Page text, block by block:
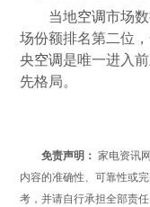
当地空调市场
场份额排名第二位
央空调是唯一进入
先格局。
免责声明： 家电资讯
内容的准确性、可靠性或
考，并请自行承担全部责任